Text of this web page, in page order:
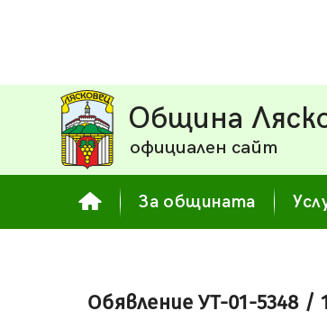
Община
официален сайт
За общината
Обявление УТ-01-5348 /